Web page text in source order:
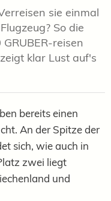
sie einmal
So die
reisen
klar Lust auf's
bereits einen
An der Spitze der
sich, wie auch in
zwei liegt
und